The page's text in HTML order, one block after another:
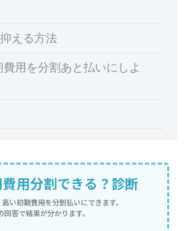
える方法
用を分割あと払いにしよ
用分割できる？診断
い初期費用を分割払いにできます。
回答で結果が分かります。